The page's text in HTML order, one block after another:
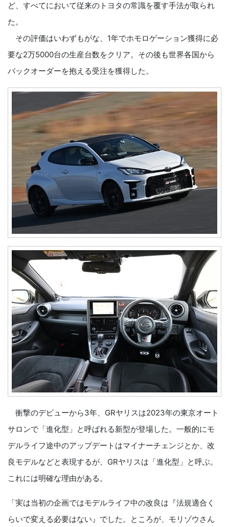
ど、すべてにおいて従来のトヨタの常識を覆す手法が取られ
た。
その評価はいわずもがな、1年でホモロゲーション獲得に必
要な2万5000台の生産台数をクリア。その後も世界各国から
バックオーダーを抱える受注を獲得した。
衝撃のデビューから3年、GRヤリスは2023年の東京オート
サロンで「進化型」と呼ばれる新型が登場した。一般的にモ
デルライフ途中のアップデートはマイナーチェンジとか、改
良モデルなどと表現するが、GRヤリスは「進化型」と呼ぶ。
これには明確な理由がある。
「実は当初の企画ではモデルライフ中の改良は『法規適合く
らいで変える必要はない』でした。ところが、モリゾウさん